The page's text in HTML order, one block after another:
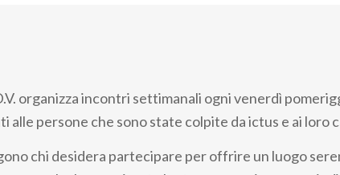
organizza incontri settimanali ogni venerdì
alle persone che sono state colpite da ictus e ai loro
chi desidera partecipare per offrire un luogo